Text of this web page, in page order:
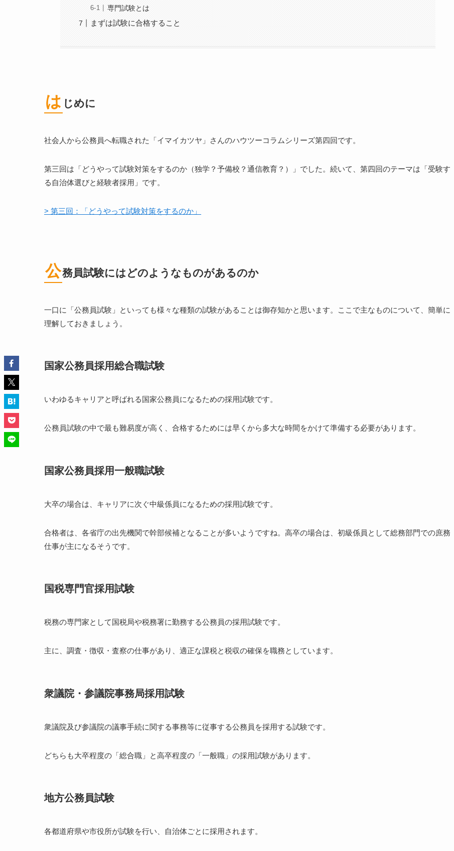
専門試験とは
まずは試験に合格すること
は じめに
社会人から公務員へ転職された「イマイカツヤ」さんのハウツーコラムシリーズ第四回です。
第三回は「どうやって試験対策をするのか（独学？予備校？通信教育？）」でした。続いて、第四回のテーマは「受験す
る自治体選びと経験者採用」です。
> 第三回：「どうやって試験対策をするのか」
公務員試験にはどのようなものがあるのか
一口に「公務員試験」といっても様々な種類の試験があることは御存知かと思います。ここで主なものについて、簡単に
理解しておきましょう。
国家公務員採用総合職試験
いわゆるキャリアと呼ばれる国家公務員になるための採用試験です。
公務員試験の中で最も難易度が高く、合格するためには早くから多大な時間をかけて準備する必要があります。
国家公務員採用一般職試験
大卒の場合は、キャリアに次ぐ中級係員になるための採用試験です。
合格者は、各省庁の出先機関で幹部候補となることが多いようですね。高卒の場合は、初級係員として総務部門での庶務
仕事が主になるそうです。
国税専門官採用試験
税務の専門家として国税局や税務署に勤務する公務員の採用試験です。
主に、調査・徴収・査察の仕事があり、適正な課税と税収の確保を職務としています。
衆議院・参議院事務局採用試験
衆議院及び参議院の議事手続に関する事務等に従事する公務員を採用する試験です。
どちらも大卒程度の「総合職」と高卒程度の「一般職」の採用試験があります。
地方公務員試験
各都道府県や市役所が試験を行い、自治体ごとに採用されます。